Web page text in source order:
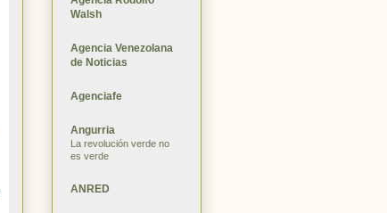
Walsh
Agencia Venezolana
de Noticias
Agenciafe
Angurria
La revolución verde no
es verde
ANRED